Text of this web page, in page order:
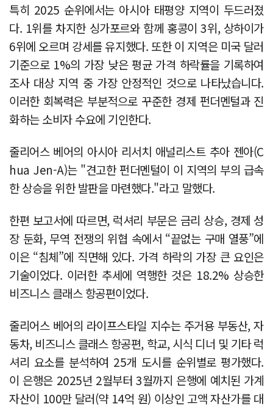
특히 2025 순위에서는 아시아 태평양 지역이 두드러졌
다. 1위를 차지한 싱가포르와 함께 홍콩이 3위, 상하이가
6위에 오르며 강세를 유지했다. 또한 이 지역은 미국 달러
기준으로 1%의 가장 낮은 평균 가격 하락률을 기록하여
조사 대상 지역 중 가장 안정적인 것으로 나타났습니다.
이러한 회복력은 부분적으로 꾸준한 경제 펀더멘털과 진
화하는 소비자 수요에 기인한다.
줄리어스 베어의 아시아 리서치 애널리스트 추아 젠아(C
hua Jen-A)는 "견고한 펀더멘털이 이 지역의 부의 급속
한 상승을 위한 발판을 마련했다."라고 말했다.
한편 보고서에 따르면, 럭셔리 부문은 금리 상승, 경제 성
장 둔화, 무역 전쟁의 위협 속에서 “끝없는 구매 열풍”에
이은 “침체”에 직면해 있다. 가격 하락의 가장 큰 요인은
기술이었다. 이러한 추세에 역행한 것은 18.2% 상승한
비즈니스 클래스 항공편이었다.
줄리어스 베어의 라이프스타일 지수는 주거용 부동산, 자
동차, 비즈니스 클래스 항공편, 학교, 시식 디너 및 기타 럭
셔리 요소를 분석하여 25개 도시를 순위별로 평가했다.
이 은행은 2025년 2월부터 3월까지 은행에 예치된 가계
자산이 100만 달러(약 14억 원) 이상인 고액 자산가를 대